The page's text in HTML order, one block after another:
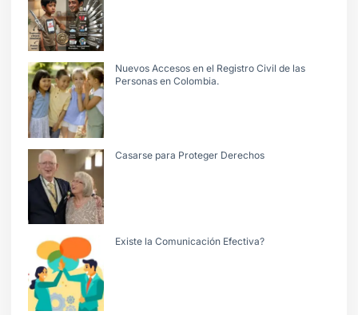
Nuevos Accesos en el Registro Civil de las
Personas en Colombia.
Casarse para Proteger Derechos
Existe la Comunicación Efectiva?